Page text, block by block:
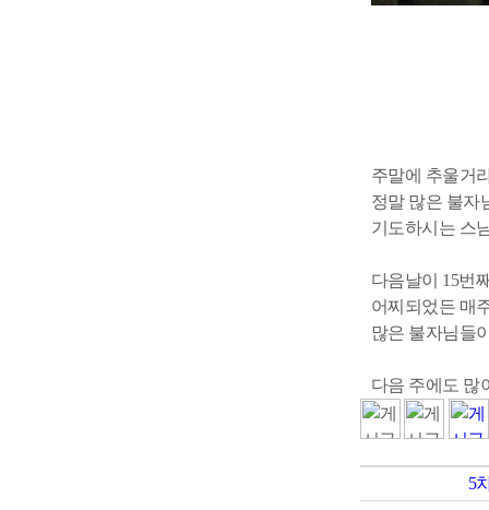
주말에 추울거
정말 많은 불자
기도하시는 스
다음날이 15번
어찌되었든 매
많은 불자님들
다음 주에도 많
5